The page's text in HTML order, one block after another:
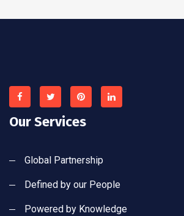
Our Services
Global Partnership
Defined by our People
Powered by Knowledge